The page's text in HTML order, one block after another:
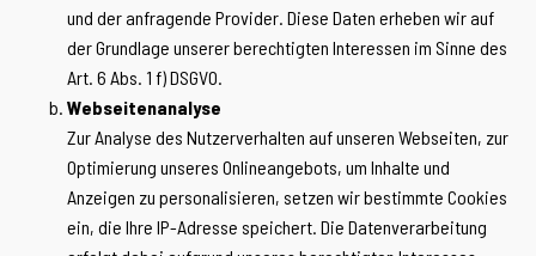
und der anfragende Provider. Diese Daten erheben wir auf
der Grundlage unserer berechtigten Interessen im Sinne des
Art. 6 Abs. 1 f) DSGVO.
Webseitenanalyse
Zur Analyse des Nutzerverhalten auf unseren Webseiten, zur
Optimierung unseres Onlineangebots, um Inhalte und
Anzeigen zu personalisieren, setzen wir bestimmte Cookies
ein, die Ihre IP-Adresse speichert. Die Datenverarbeitung